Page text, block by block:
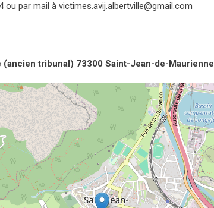
ou par mail à victimes.avij.albertville@gmail.com
(ancien tribunal) 73300 Saint-Jean-de-Maurienne